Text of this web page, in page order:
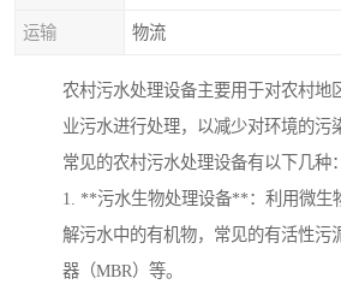
运输 物流
农村污水处理设备主要用于对农村地
业污水进行处理，以减少对环境的污
常见的农村污水处理设备有以下几种：
1. **污水生物处理设备**：利用微生
解污水中的有机物，常见的有活性污
器（MBR）等。